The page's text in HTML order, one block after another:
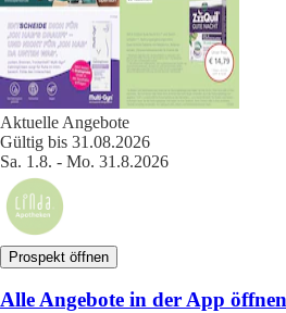
Aktuelle Angebote
Gültig bis 31.08.2026
Sa. 1.8. - Mo. 31.8.2026
Prospekt öffnen
Alle Angebote in der App öffnen